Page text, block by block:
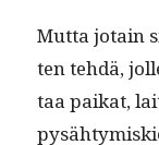
Mut­ta jotain
ten tehdä,
taa paikat,